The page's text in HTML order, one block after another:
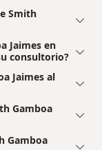
Smith
Jaimes en
consultorio?
Jaimes al
Gamboa
Gamboa